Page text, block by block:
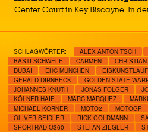
Center Court in Key Biscayne. In
SCHLAGWÖRTER: ALEX ANTONITSCH
BASTI SCHWELE
CARMEN
DUBAI
EHC MÜNCHEN EISKUNSTLAUF
GERALD DIRNBECK
GOLDEN STATE
JOHANNES KNUTH
JONAS FOLGER
KÖLNER HAIE
MARC MARQUEZ
MICHAEL KÖRNER
MOTO2 MOTOGP
OLIVER SEIDLER
RICK GOLDMANN
SPORTRADIO360
STEFAN ZIEGLER